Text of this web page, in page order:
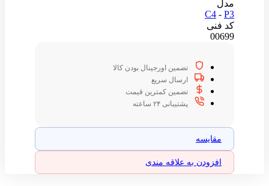
مدل
C4 - P3
کد فنی
00699
تضمین اورجینال بودن کالا
ارسال سریع
تضمین کمترین قیمت
پشتیبانی ۲۴ ساعته
مقایسه
افزودن به علاقه مندی